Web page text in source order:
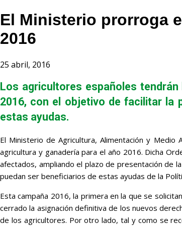
El Ministerio prorroga
2016
25 abril, 2016
Los agricultores españoles
2016, con el objetivo de facilitar la
estas ayudas.
El Ministerio de Agricultura, Alimentación y
agricultura y ganadería para el año 2016. Dicha
afectados, ampliando el plazo de presentación de
puedan ser beneficiarios de estas ayudas de la
Esta campaña 2016, la primera en la que se
cerrado la asignación definitiva de los nuevos
de los agricultores. Por otro lado, tal y como se